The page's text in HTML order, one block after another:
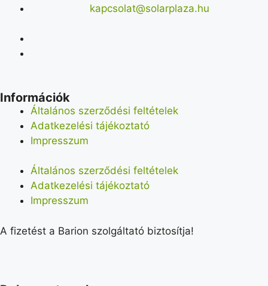
kapcsolat@solarplaza.hu
Információk
Általános szerződési feltételek
Adatkezelési tájékoztató
Impresszum
Általános szerződési feltételek
Adatkezelési tájékoztató
Impresszum
A fizetést a Barion szolgáltató biztosítja!